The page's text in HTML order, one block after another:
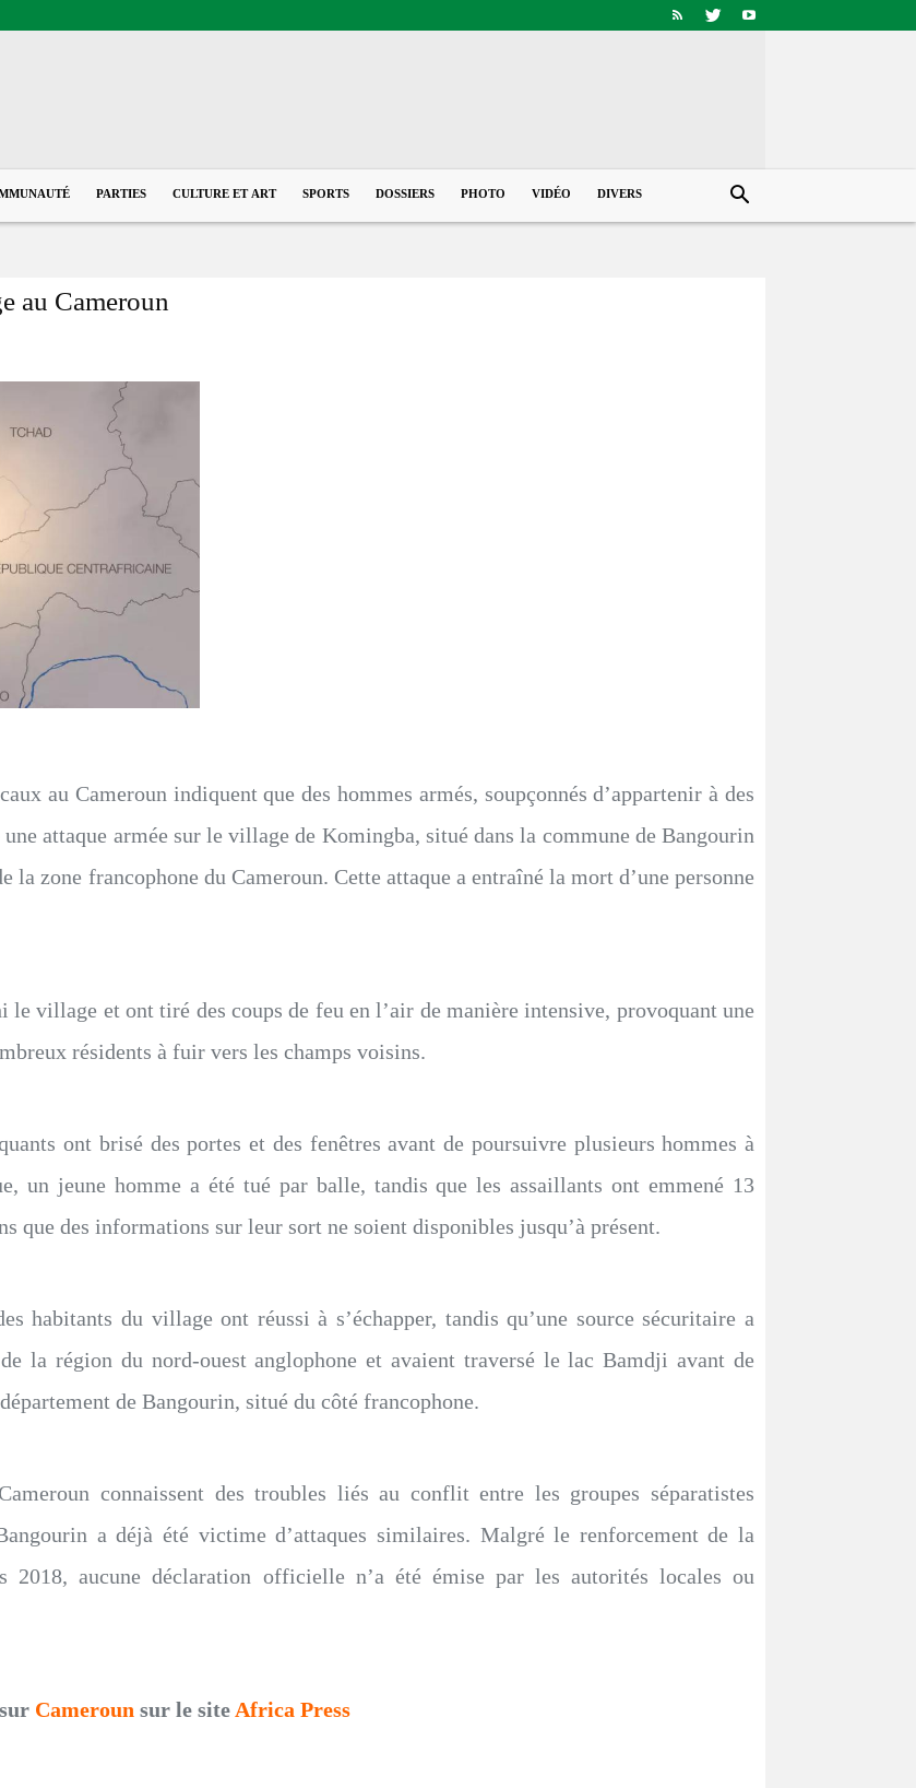
PARTIES CULTURE ET ART SPORTS DOSSIERS PHOTO VIDÉO DIVERS
au Cameroun
au Cameroun indiquent que des hommes armés, soupçonnés d’appartenir à des
attaque armée sur le village de Komingba, situé dans la commune de Bangourin
la zone francophone du Cameroun. Cette attaque a entraîné la mort d’une personne
le village et ont tiré des coups de feu en l’air de manière intensive, provoquant une
résidents à fuir vers les champs voisins.
ont brisé des portes et des fenêtres avant de poursuivre plusieurs hommes à
un jeune homme a été tué par balle, tandis que les assaillants ont emmené 13
que des informations sur leur sort ne soient disponibles jusqu’à présent.
habitants du village ont réussi à s’échapper, tandis qu’une source sécuritaire a
la région du nord-ouest anglophone et avaient traversé le lac Bamdji avant de
de Bangourin, situé du côté francophone.
connaissent des troubles liés au conflit entre les groupes séparatistes
a déjà été victime d’attaques similaires. Malgré le renforcement de la
2018, aucune déclaration officielle n’a été émise par les autorités locales ou
Cameroun sur le site Africa Press